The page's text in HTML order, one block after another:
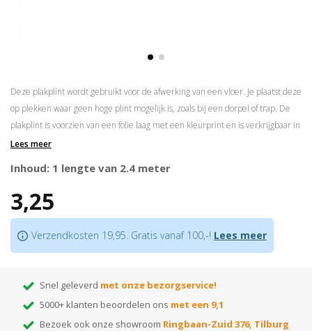
Deze plakplint wordt gebruikt voor de afwerking van een vloer. Je plaatst deze
op plekken waar geen hoge plint mogelijk is, zoals bij een dorpel of trap. De
plakplint is voorzien van een folie laag met een kleurprint en is verkrijgbaar in
meer dan160 kleuren
Verkrijgbaar in meer dan
Bijpassende profielenin dezelfde kleur leverbaar
Prijs is per 2,4 meter
Let op: houd rekening met +/- 9% snijverlies tijdens montage
Lees meer
Inhoud: 1 lengte van 2.4 meter
3,25
Verzendkosten 19,95. Gratis vanaf 100,-! Lees meer
Snel geleverd met onze bezorgservice!
5000+ klanten beoordelen ons met een 9,1
Bezoek ook onze showroom Ringbaan-Zuid 376, Tilburg